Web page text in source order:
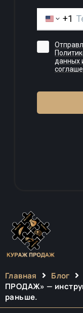
Главная Блог
ПРОДАЖ» —
раньше.